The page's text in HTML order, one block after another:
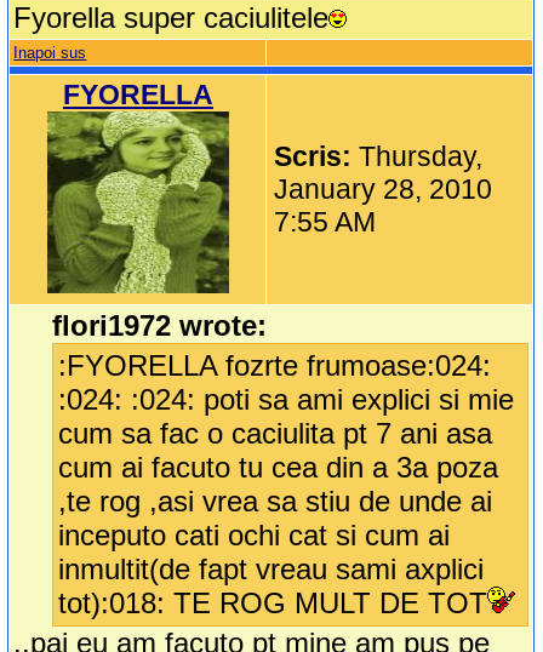
Fyorella super caciulitele
Inapoi sus
FYORELLA
Scris:Thursday,
January 28, 2010
7:55 AM
flori1972 wrote:
:FYORELLA fozrte frumoase:024:
:024: :024: poti sa ami explici si mie
cum sa fac o caciulita pt 7 ani asa
cum ai facuto tu cea din a 3a poza
,te rog ,asi vrea sa stiu de unde ai
inceputo cati ochi cat si cum ai
inmultit(de fapt vreau sami axplici
tot):018: TE ROG MULT DE TOT
..pai eu am facuto pt mine am pus pe